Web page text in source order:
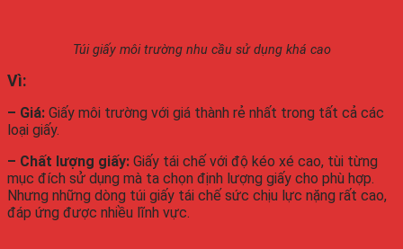
Túi giấy môi trường nhu cầu sử dụng khá cao
Vì:
– Giá: Giấy môi trường với giá thành rẻ nhất trong tất cả các
loại giấy.
– Chất lượng giấy: Giấy tái chế với độ kéo xé cao, tùi từng
mục đích sử dụng mà ta chọn định lượng giấy cho phù hợp.
Nhưng những dòng túi giấy tái chế sức chịu lực nặng rất cao,
đáp ứng được nhiều lĩnh vực.